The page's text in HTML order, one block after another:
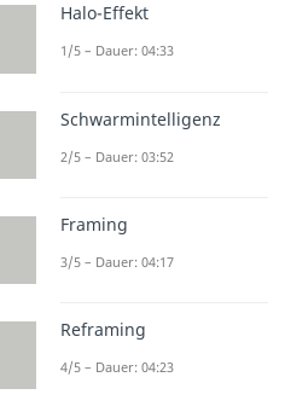
Halo-Effekt
1/5 – Dauer: 04:33
Schwarmintelligenz
2/5 – Dauer: 03:52
Framing
3/5 – Dauer: 04:17
Reframing
4/5 – Dauer: 04:23